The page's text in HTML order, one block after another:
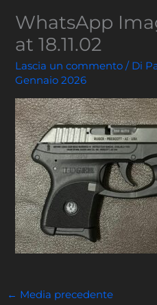
WhatsApp
at 18.11.02
Lascia un commento / Di
Gennaio 2026
← Media precedente